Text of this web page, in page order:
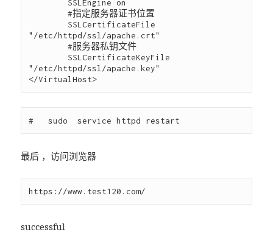
        #指定服务器证书位置
"/etc/httpd/ssl/apache.crt"
        #服务器私钥文件
"/etc/httpd/ssl/apache.key"
最后 ，访问浏览器
successful